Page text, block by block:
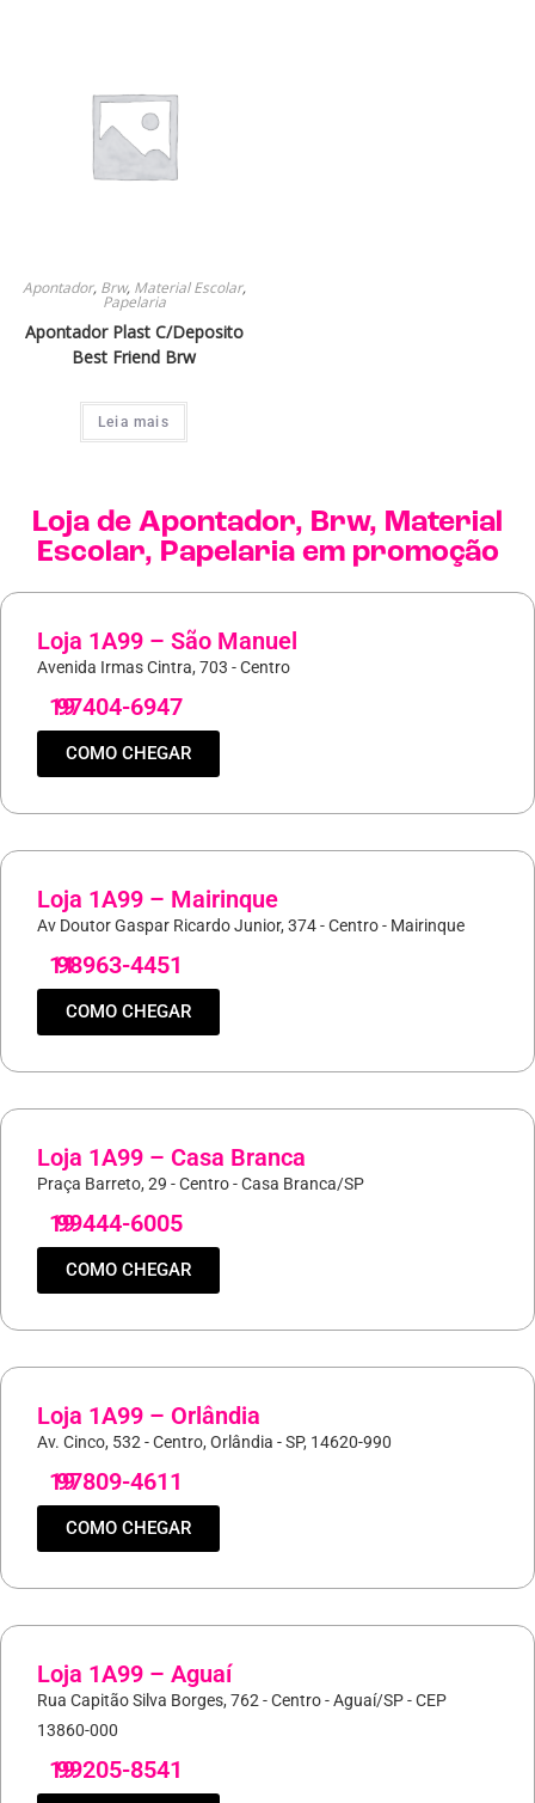
Apontador, Brw, Material Escolar,
Papelaria
Apontador Plast C/Deposito
Best Friend Brw
Leia mais
Loja de Apontador, Brw, Material
Escolar, Papelariaem promoção
Loja 1A99 – São Manuel
Avenida Irmas Cintra, 703 - Centro
19
97404-6947
COMO CHEGAR
Loja 1A99 – Mairinque
Av Doutor Gaspar Ricardo Junior, 374 - Centro - Mairinque
11
98963-4451
COMO CHEGAR
Loja 1A99 – Casa Branca
Praça Barreto, 29 - Centro - Casa Branca/SP
19
99444-6005
COMO CHEGAR
Loja 1A99 – Orlândia
Av. Cinco, 532 - Centro, Orlândia - SP, 14620-990
19
97809-4611
COMO CHEGAR
Loja 1A99 – Aguaí
Rua Capitão Silva Borges, 762 - Centro - Aguaí/SP - CEP
13860-000
19
99205-8541